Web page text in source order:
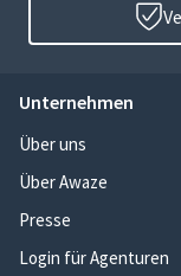
Unternehmen
Über uns
Über Awaze
Presse
Login für Agenturen